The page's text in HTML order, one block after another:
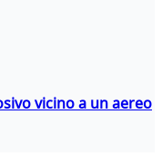
vicino a un aereo